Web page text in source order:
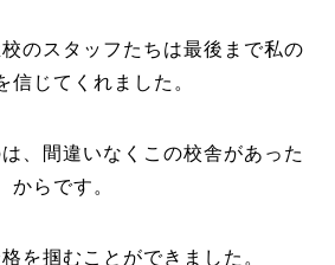
のスタッフたちは最後まで私の
信じてくれました。
、間違いなくこの校舎があった
からです。
を掴むことができました。